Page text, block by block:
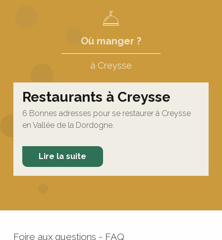
Où manger ?
à Creysse
Restaurants à Creysse
6 Bonnes adresses pour se restaurer à Creysse
en Vallée de la Dordogne.
Lire la suite
Foire aux questions - FAQ